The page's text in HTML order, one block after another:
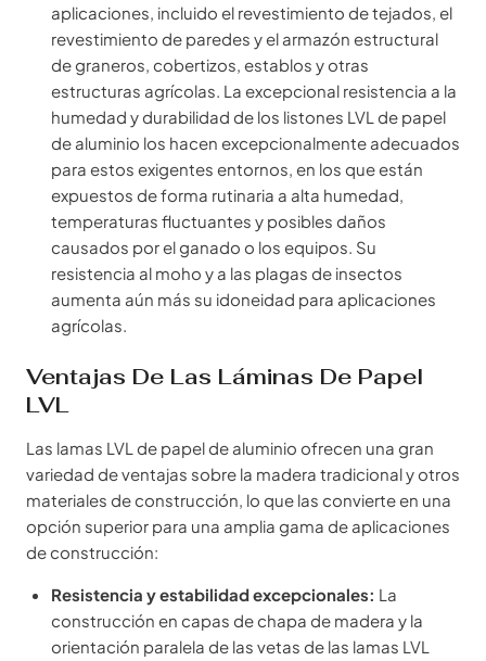
aplicaciones, incluido el revestimiento de tejados, el
revestimiento de paredes y el armazón estructural
de graneros, cobertizos, establos y otras
estructuras agrícolas. La excepcional resistencia a la
humedad y durabilidad de los listones LVL de papel
de aluminio los hacen excepcionalmente adecuados
para estos exigentes entornos, en los que están
expuestos de forma rutinaria a alta humedad,
temperaturas fluctuantes y posibles daños
causados por el ganado o los equipos. Su
resistencia al moho y a las plagas de insectos
aumenta aún más su idoneidad para aplicaciones
agrícolas.
Ventajas De Las Láminas De Papel
LVL
Las lamas LVL de papel de aluminio ofrecen una gran
variedad de ventajas sobre la madera tradicional y otros
materiales de construcción, lo que las convierte en una
opción superior para una amplia gama de aplicaciones
de construcción:
Resistencia y estabilidad excepcionales: La
construcción en capas de chapa de madera y la
orientación paralela de las vetas de las lamas LVL